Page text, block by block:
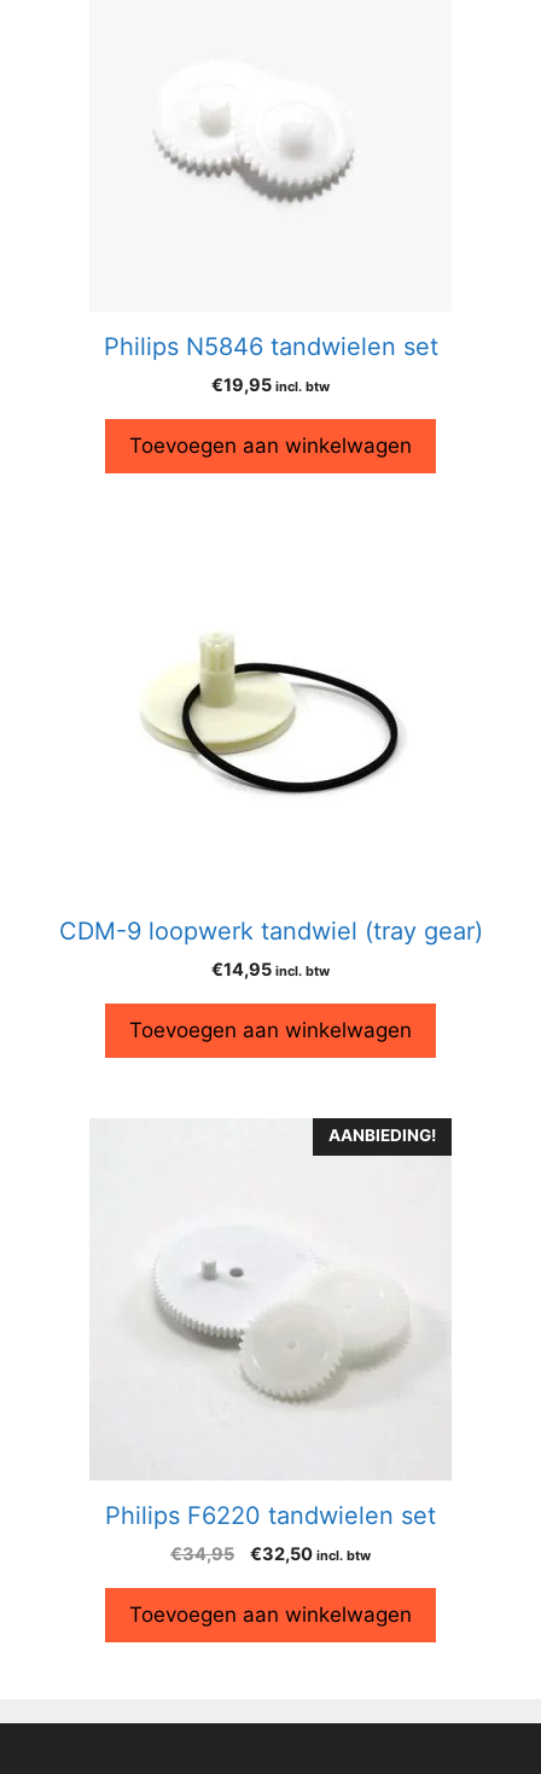
Philips N5846 tandwielen set
€19,95 incl. btw
Toevoegen aan winkelwagen
CDM-9 loopwerk tandwiel (tray gear)
€14,95 incl. btw
Toevoegen aan winkelwagen
AANBIEDING!
Philips F6220 tandwielen set
€34,95 €32,50 incl. btw
Toevoegen aan winkelwagen